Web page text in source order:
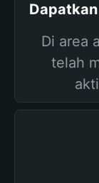
Dapatkan
Di area
telah